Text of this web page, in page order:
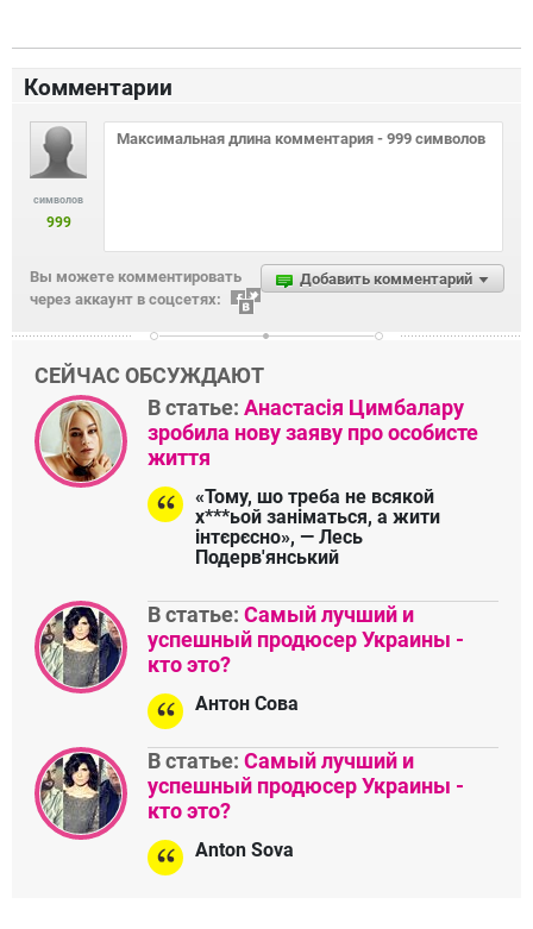
Комментарии
символов
999
Добавить комментарий
Вы можете комментировать
через аккаунт в соцсетях:
СЕЙЧАС ОБСУЖДАЮТ
В статье: Анастасія Цимбалару
зробила нову заяву про особисте
життя
«Тому, шо треба не всякой
х***ьой заніматься, а жити
інтєрєсно», — Лесь
Подерв'янський
В статье: Самый лучший и
успешный продюсер Украины -
кто это?
Антон Сова
В статье: Самый лучший и
успешный продюсер Украины -
кто это?
Anton Sova